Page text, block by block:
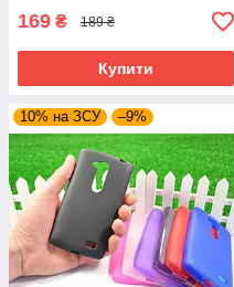
169 ₴ 189 ₴
Купити
10% на ЗСУ –9%